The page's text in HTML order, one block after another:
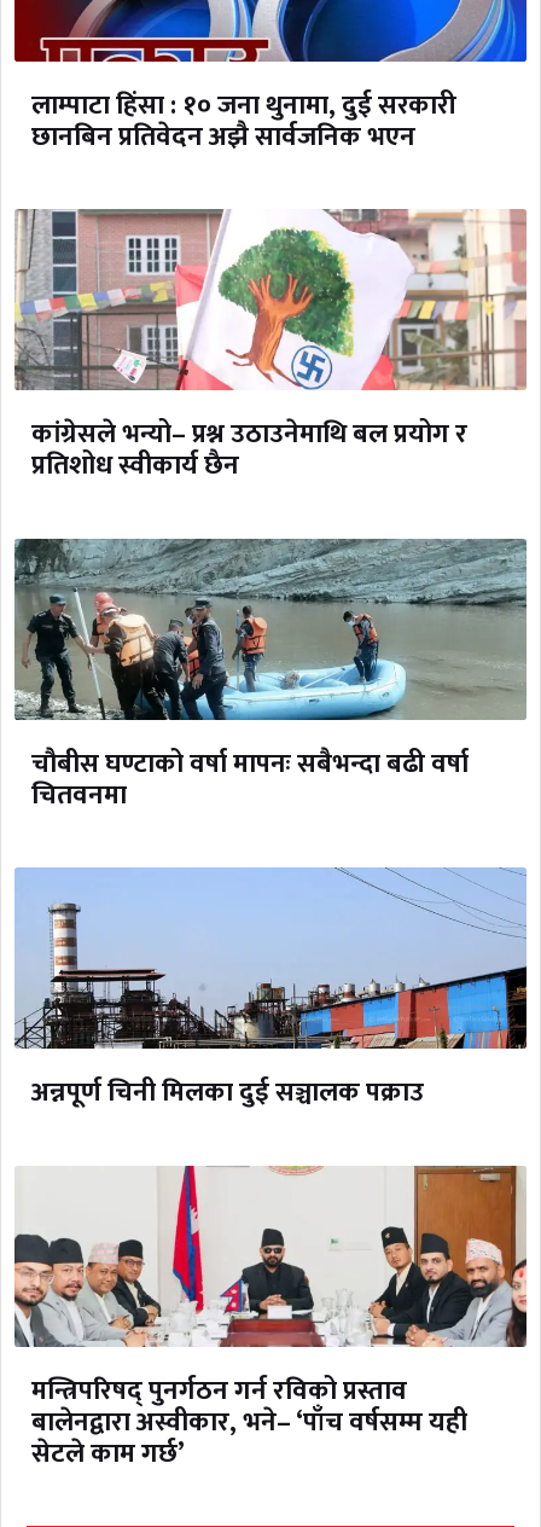
लाम्पाटा हिंसा : १० जना थुनामा, दुई सरकारी
छानबिन प्रतिवेदन अझै सार्वजनिक भएन
कांग्रेसले भन्यो– प्रश्न उठाउनेमाथि बल प्रयोग र
प्रतिशोध स्वीकार्य छैन
चौबीस घण्टाको वर्षा मापनः सबैभन्दा बढी वर्षा
चितवनमा
अन्नपूर्ण चिनी मिलका दुई सञ्चालक पक्राउ
मन्त्रिपरिषद् पुनर्गठन गर्न रविको प्रस्ताव
बालेनद्वारा अस्वीकार, भने– ‘पाँच वर्षसम्म यही
सेटले काम गर्छ’